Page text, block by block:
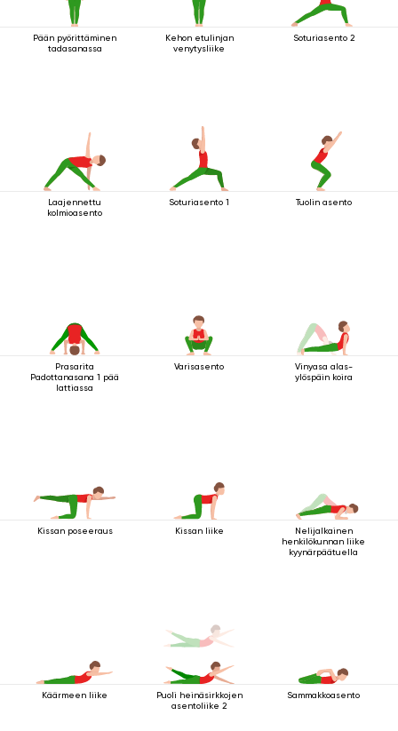
Pään pyörittäminen
tadasanassa
Kehon etulinjan
venytysliike
Soturiasento 2
Laajennettu
kolmioasento
Soturiasento 1 Tuolin asento
Prasarita
Padottanasana 1 pää
lattiassa
Varisasento
Vinyasa alas-
ylöspäin koira
Kissan poseeraus Kissan liike
Nelijalkainen
henkilökunnan liike
kyynärpäätuella
Käärmeen liike
Puoli heinäsirkkojen
asentoliike 2
Sammakkoasento